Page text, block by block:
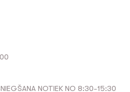
NOTIEK NO 8:30-15:30